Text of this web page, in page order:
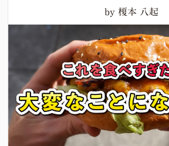
by 榎本 八起